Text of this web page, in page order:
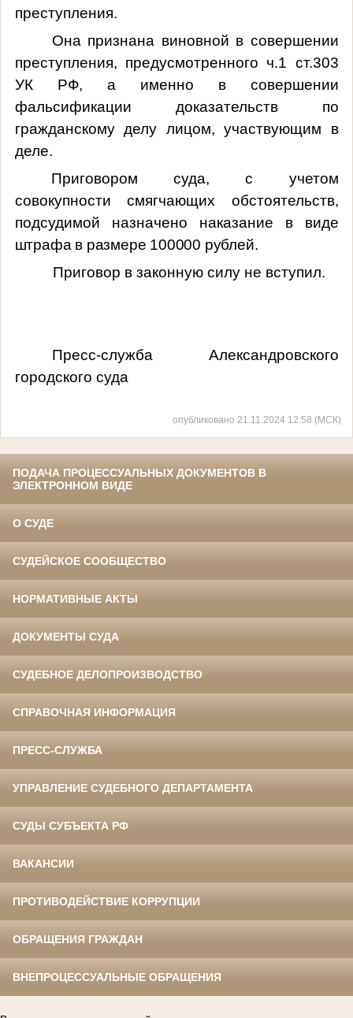
преступления.
Она признана виновной в совершении
преступления, предусмотренного ч.1 ст.303
УК РФ, а именно в совершении
фальсификации доказательств по
гражданскому делу лицом, участвующим в
деле.
Приговором суда, с учетом
совокупности смягчающих обстоятельств,
подсудимой назначено наказание в виде
штрафа в размере 100000 рублей.
Приговор в законную силу не вступил.
Пресс-служба Александровского
городского суда
опубликовано 21.11.2024 12:58 (МСК)
ПОДАЧА ПРОЦЕССУАЛЬНЫХ ДОКУМЕНТОВ В
ЭЛЕКТРОННОМ ВИДЕ
О СУДЕ
СУДЕЙСКОЕ СООБЩЕСТВО
НОРМАТИВНЫЕ АКТЫ
ДОКУМЕНТЫ СУДА
СУДЕБНОЕ ДЕЛОПРОИЗВОДСТВО
СПРАВОЧНАЯ ИНФОРМАЦИЯ
ПРЕСС-СЛУЖБА
УПРАВЛЕНИЕ СУДЕБНОГО ДЕПАРТАМЕНТА
СУДЫ СУБЪЕКТА РФ
ВАКАНСИИ
ПРОТИВОДЕЙСТВИЕ КОРРУПЦИИ
ОБРАЩЕНИЯ ГРАЖДАН
ВНЕПРОЦЕССУАЛЬНЫЕ ОБРАЩЕНИЯ